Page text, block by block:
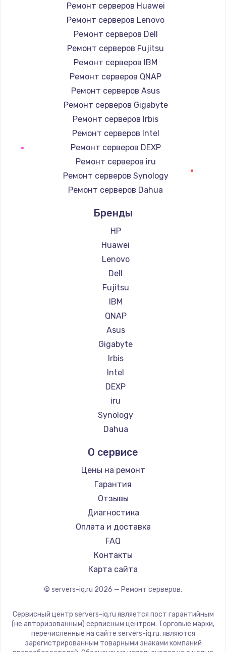
Замена / ремонт электронного модуля
управления
600 руб.
Замена конфорки
1100 руб.
Заказать
Замена платы сенсора
900 руб.
Заказать
Замена регулятора режимов конфорки
900 руб.
Заказать
Замена сенсорного датчика
1300 руб.
Замена сигнальной лампы
1200 руб.
Замена системной платы
1500 руб.
Замена температурного датчика
2500 руб.
Заказать
Замена электроконфорки
1300 руб.
Техобслуживание
900 руб.
Установка / подключение / демонтаж
Заказать
Прошивка
Ремонт серверов Huawei
Ремонт серверов Lenovo
Ремонт серверов Dell
Ремонт серверов Fujitsu
Ремонт серверов IBM
Ремонт серверов QNAP
Ремонт серверов Asus
Ремонт серверов Gigabyte
Ремонт серверов Irbis
Ремонт серверов Intel
Ремонт серверов DEXP
Ремонт серверов iru
Ремонт серверов Synology
Ремонт серверов Dahua
Бренды
HP
Huawei
Lenovo
Dell
Fujitsu
IBM
QNAP
Asus
Gigabyte
Irbis
Intel
DEXP
iru
Synology
Dahua
О сервисе
Цены на ремонт
Гарантия
Отзывы
Диагностика
Оплата и доставка
FAQ
Контакты
Карта сайта
© servers-iq.ru 2026 — Ремонт серверов.
Сервисный центр servers-iq.ru является пост гарантийным
(не авторизованным) сервисным центром. Торговые марки,
перечисленные на сайте servers-iq.ru, являются
зарегистрированным товарными знаками компаний